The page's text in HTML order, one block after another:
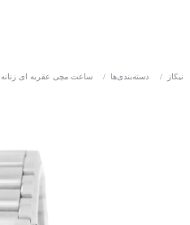
نیکاز / دسته‌بندی‌ها / ساعت مچی عقربه ای زنانه